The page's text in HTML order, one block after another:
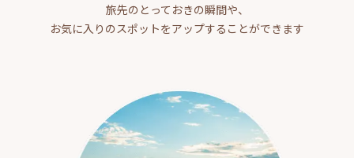
旅先のとっておきの瞬間や、
お気に入りのスポットをアップすることができます